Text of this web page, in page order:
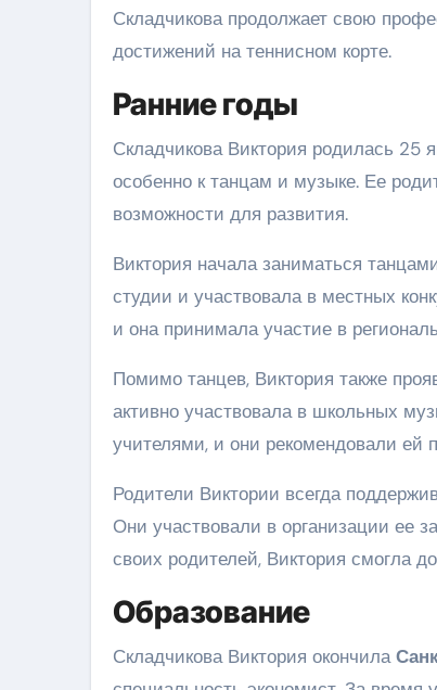
Складчикова продолжает свою
достижений на теннисном корте.
Ранние годы
Складчикова Виктория родилась 25
особенно к танцам и музыке. Ее
возможности для развития.
Виктория начала заниматься
студии и участвовала в местных
и она принимала участие в
Помимо танцев, Виктория также
активно участвовала в школьных
учителями, и они рекомендовали ей
Родители Виктории всегда
Они участвовали в организации ее
своих родителей, Виктория смогла
Образование
Складчикова Виктория окончила